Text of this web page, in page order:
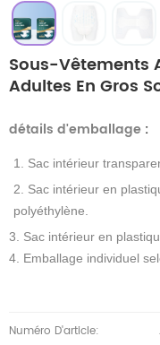
Sous-Vêtements
Adultes En Gros
détails d'emballage :
1. Sac intérieur
2. Sac intérieur en
polyéthylène.
3. Sac intérieur en
4. Emballage individuel
Numéro D'article: